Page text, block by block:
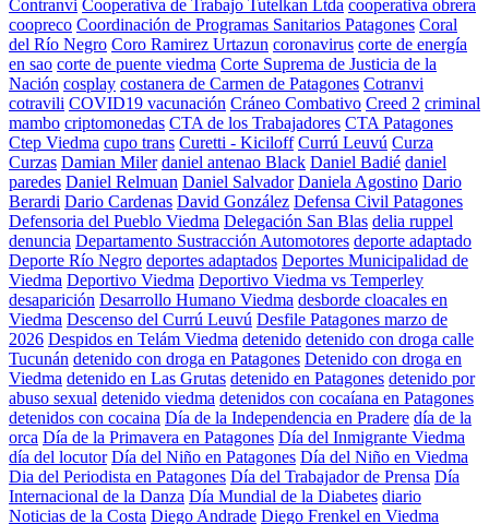
Contranvi Cooperativa de Trabajo Tutelkan Ltda cooperativa obrera
coopreco Coordinación de Programas Sanitarios Patagones Coral
del Río Negro Coro Ramirez Urtazun coronavirus corte de energía
en sao corte de puente viedma Corte Suprema de Justicia de la
Nación cosplay costanera de Carmen de Patagones Cotranvi
cotravili COVID19 vacunación Cráneo Combativo Creed 2 criminal
mambo criptomonedas CTA de los Trabajadores CTA Patagones
Ctep Viedma cupo trans Curetti - Kiciloff Currú Leuvú Curza
Curzas Damian Miler daniel antenao Black Daniel Badié daniel
paredes Daniel Relmuan Daniel Salvador Daniela Agostino Dario
Berardi Dario Cardenas David González Defensa Civil Patagones
Defensoria del Pueblo Viedma Delegación San Blas delia ruppel
denuncia Departamento Sustracción Automotores deporte adaptado
Deporte Río Negro deportes adaptados Deportes Municipalidad de
Viedma Deportivo Viedma Deportivo Viedma vs Temperley
desaparición Desarrollo Humano Viedma desborde cloacales en
Viedma Descenso del Currú Leuvú Desfile Patagones marzo de
2026 Despidos en Telám Viedma detenido detenido con droga calle
Tucunán detenido con droga en Patagones Detenido con droga en
Viedma detenido en Las Grutas detenido en Patagones detenido por
abuso sexual detenido viedma detenidos con cocaíana en Patagones
detenidos con cocaina Día de la Independencia en Pradere día de la
orca Día de la Primavera en Patagones Día del Inmigrante Viedma
día del locutor Día del Niño en Patagones Día del Niño en Viedma
Dia del Periodista en Patagones Día del Trabajador de Prensa Día
Internacional de la Danza Día Mundial de la Diabetes diario
Noticias de la Costa Diego Andrade Diego Frenkel en Viedma